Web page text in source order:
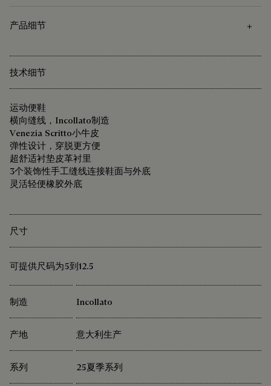
产品细节
技术细节
运动便鞋
横向缝线，Incollato制造
Venezia Scritto小牛皮
弹性设计，穿脱更方便
超舒适衬垫皮革衬里
3个装饰性手工缝线连接鞋面与外底
灵活轻便橡胶外底
尺寸
可提供尺码为5到12.5
制造 Incollato
产地 意大利生产
系列 25夏季系列